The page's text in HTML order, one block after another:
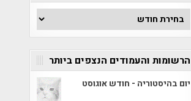
ארכיון
הכתבות
הרשומות והעמודים הנצפים ביותר
יום בהיסטוריה - חודש אוגוסט